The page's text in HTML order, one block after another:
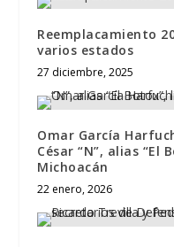
Reemplacamiento
varios estados
27 diciembre, 2025
Omar García
César “N”, alias “El
Michoacán
22 enero, 2026